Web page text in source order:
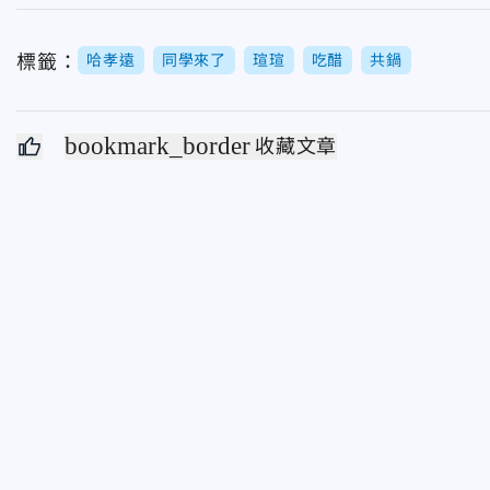
標籤： 哈孝遠 同學來了 瑄瑄 吃醋 共鍋
bookmark_border 收藏文章